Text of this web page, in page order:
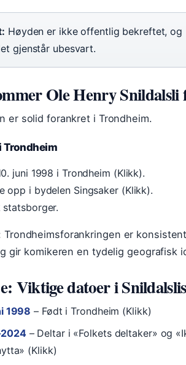
Høyden er ikke offentlig bekreftet, og
gjenstår ubesvart.
Ole Henry Snildalsli
er solid forankret i Trondheim.
Trondheim
juni 1998 i Trondheim (Klikk).
opp i bydelen Singsaker (Klikk).
statsborger.
Trondheimsforankringen er
gir komikeren en tydelig geografisk
Viktige datoer i
1998 – Født i Trondheim (Klikk)
– Deltar i «Folkets deltaker» og
(Klikk)